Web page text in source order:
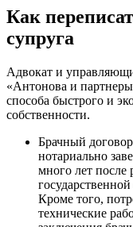
Как
супруга
Адвокат и
«Антонова и
способа быстрого и
собственности.
Брачный
нотариально
много лет после
Кроме того,
технические